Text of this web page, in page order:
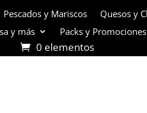
Pescados y Mariscos Quesos y
y más
Packs y Promociones
0 elementos